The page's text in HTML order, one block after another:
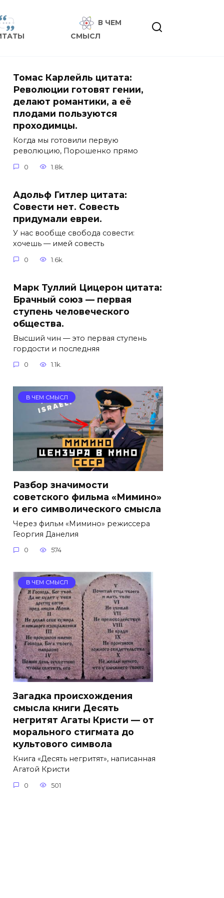
В ЧЕМ
СМЫСЛ
Томас Карлейль цитата:
Революции готовят гении,
делают романтики, а её
плодами пользуются
проходимцы.
Когда мы готовили первую
революцию, Порошенко прямо
0 1.8k.
Адольф Гитлер цитата:
Совести нет. Совесть
придумали евреи.
У нас вообще свобода совести:
хочешь — имей совесть
0 1.6k.
Марк Туллий Цицерон цитата:
Брачный союз — первая
ступень человеческого
общества.
Высший чин — это первая ступень
гордости и последняя
0 1.1k.
В ЧЕМ СМЫСЛ
Разбор значимости
советского фильма «Мимино»
и его символического смысла
Через фильм «Мимино» режиссера
Георгия Данелия
0 574
В ЧЕМ СМЫСЛ
Загадка происхождения
смысла книги Десять
негритят Агаты Кристи — от
морального стигмата до
культового символа
Книга «Десять негритят», написанная
Агатой Кристи
0 501